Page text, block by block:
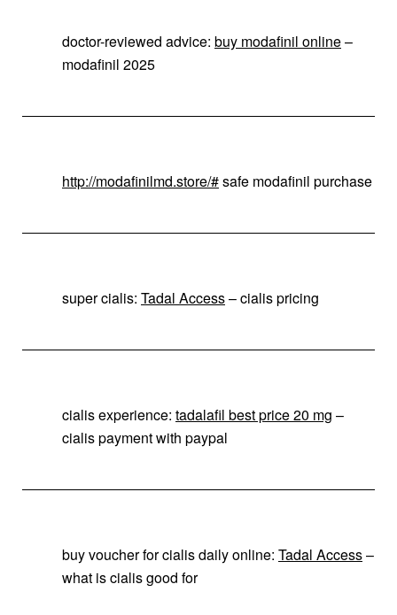
doctor-reviewed advice: buy modafinil online–
modafinil 2025
http://modafinilmd.store/#safe modafinil purchase
super cialis: Tadal Access– cialis pricing
cialis experience: tadalafil best price 20 mg –
cialis payment with paypal
buy voucher for cialis daily online: Tadal Access–
what is cialis good for